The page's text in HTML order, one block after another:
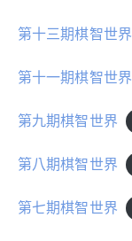
第十三期棋智世界
第十一期棋智世界
第九期棋智世界
第八期棋智世界
第七期棋智世界